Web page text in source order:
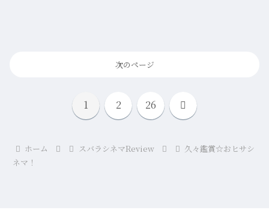
次のページ
1 2 26
次
ホーム スバラシネマReview
久々鑑賞☆おヒサシ
ネマ！